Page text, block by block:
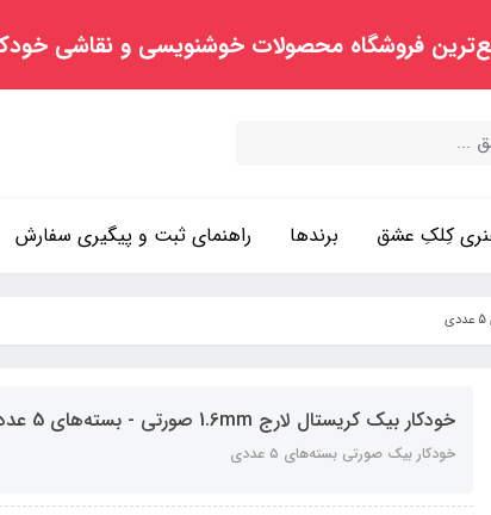
فروشگاه محصولات خوشنویسی و نقاشی
کِلکِ عشق برندها راهنمای ثبت و پیگیری سفارش
خودکار بیک کریستال لارج 1.6mm صورتی - بسته‌های 5 عددی
خودکار بیک صورتی بسته‌های ۵ عددی